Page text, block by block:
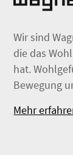
Wir sind
die das
hat.
Bewegung
Mehr